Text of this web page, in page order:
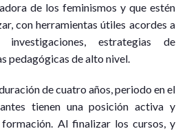
de los feminismos y que estén
con herramientas útiles acordes a
investigaciones, estrategias de
pedagógicas de alto nivel.
de cuatro años, periodo en el
tienen una posición activa y
Al finalizar los cursos, y